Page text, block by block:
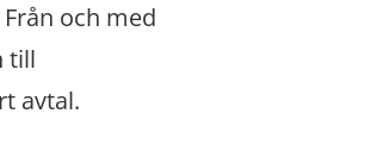
och med
till
avtal.